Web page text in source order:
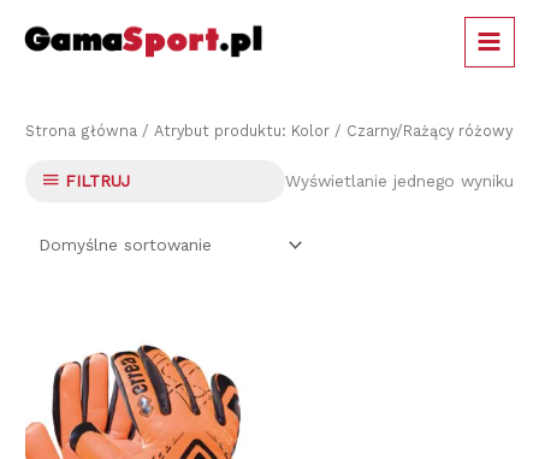
MAIN
Strona główna / Atrybut produktu: Kolor / Czarny/Rażący różowy
FILTRUJ Wyświetlanie jednego wyniku